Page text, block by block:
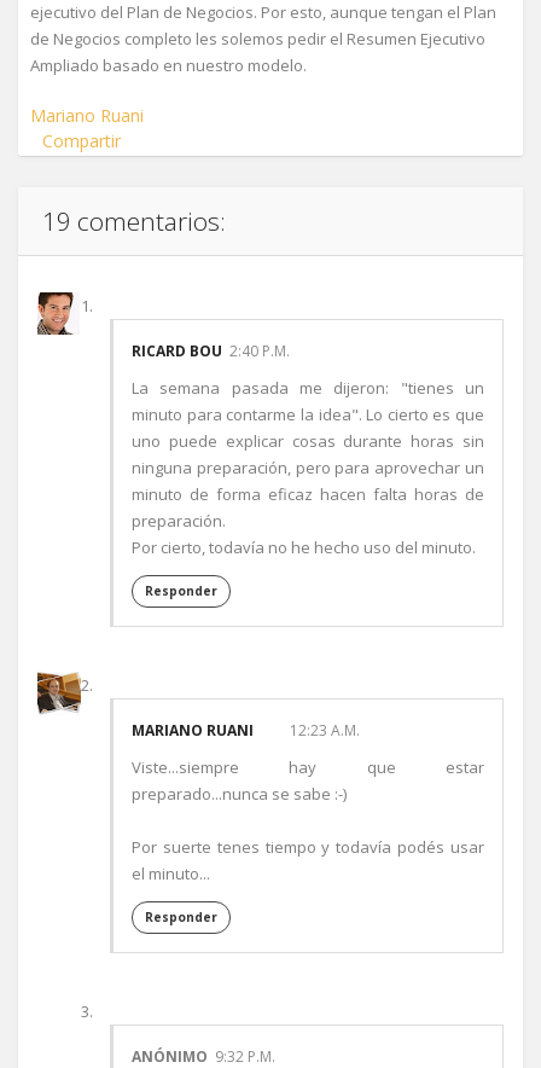
ejecutivo del Plan de Negocios. Por esto, aunque tengan el Plan
de Negocios completo les solemos pedir el Resumen Ejecutivo
Ampliado basado en nuestro modelo.
Mariano Ruani
Compartir
19 comentarios:
RICARD BOU 2:40 P.M.
La semana pasada me dijeron: "tienes un
minuto para contarme la idea". Lo cierto es que
uno puede explicar cosas durante horas sin
ninguna preparación, pero para aprovechar un
minuto de forma eficaz hacen falta horas de
preparación.
Por cierto, todavía no he hecho uso del minuto.
Responder
MARIANO RUANI 12:23 A.M.
Viste...siempre hay que estar
preparado...nunca se sabe :-)
Por suerte tenes tiempo y todavía podés usar
el minuto...
Responder
ANÓNIMO 9:32 P.M.